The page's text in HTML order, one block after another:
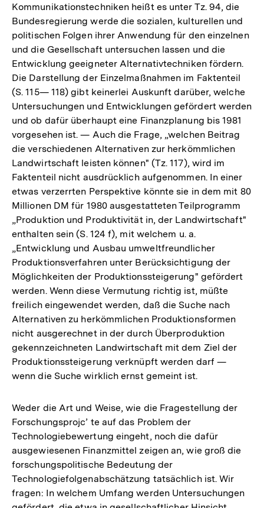
Kommunikationstechniken heißt es unter Tz. 94, die
Bundesregierung werde die sozialen, kulturellen und
politischen Folgen ihrer Anwendung für den einzelnen
und die Gesellschaft untersuchen lassen und die
Entwicklung geeigneter Alternativtechniken fördern.
Die Darstellung der Einzelmaßnahmen im Faktenteil
(S. 115— 118) gibt keinerlei Auskunft darüber, welche
Untersuchungen und Entwicklungen gefördert werden
und ob dafür überhaupt eine Finanzplanung bis 1981
vorgesehen ist. — Auch die Frage, „welchen Beitrag
die verschiedenen Alternativen zur herkömmlichen
Landwirtschaft leisten können" (Tz. 117), wird im
Faktenteil nicht ausdrücklich aufgenommen. In einer
etwas verzerrten Perspektive könnte sie in dem mit 80
Millionen DM für 1980 ausgestatteten Teilprogramm
„Produktion und Produktivität in, der Landwirtschaft"
enthalten sein (S. 124 f), mit welchem u. a.
„Entwicklung und Ausbau umweltfreundlicher
Produktionsverfahren unter Berücksichtigung der
Möglichkeiten der Produktionssteigerung" gefördert
werden. Wenn diese Vermutung richtig ist, müßte
freilich eingewendet werden, daß die Suche nach
Alternativen zu herkömmlichen Produktionsformen
nicht ausgerechnet in der durch Überproduktion
gekennzeichneten Landwirtschaft mit dem Ziel der
Produktionssteigerung verknüpft werden darf —
wenn die Suche wirklich ernst gemeint ist.
Weder die Art und Weise, wie die Fragestellung der
Forschungsprojc’ te auf das Problem der
Technologiebewertung eingeht, noch die dafür
ausgewiesenen Finanzmittel zeigen an, wie groß die
forschungspolitische Bedeutung der
Technologiefolgenabschätzung tatsächlich ist. Wir
fragen: In welchem Umfang werden Untersuchungen